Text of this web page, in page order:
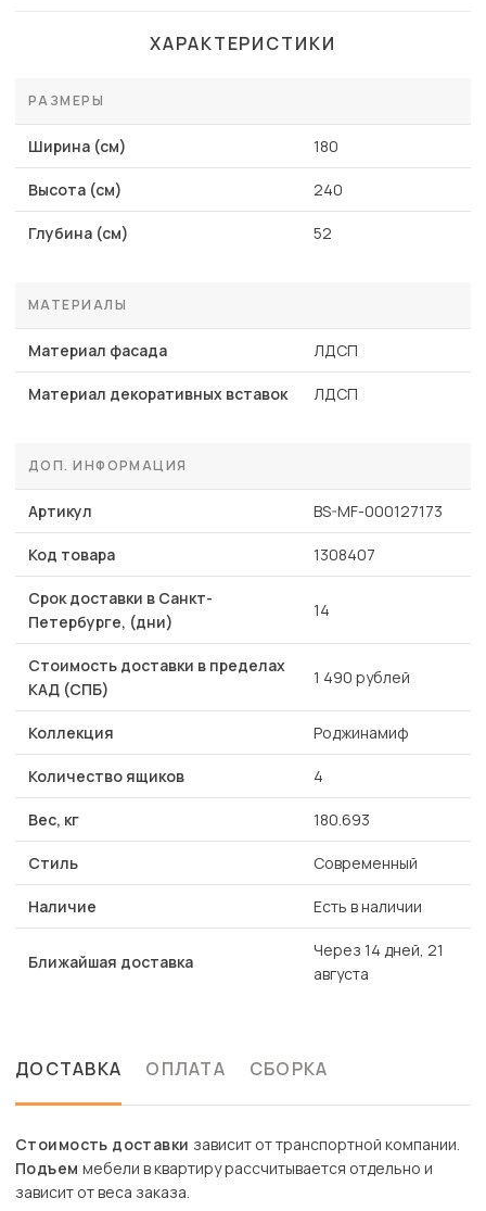
ХАРАКТЕРИСТИКИ
РАЗМЕРЫ
Ширина (см) 180
Высота (см) 240
Глубина (см) 52
МАТЕРИАЛЫ
Материал фасада ЛДСП
Материал декоративных вставок ЛДСП
ДОП. ИНФОРМАЦИЯ
Артикул BS-MF-000127173
Код товара 1308407
Срок доставки в Санкт-
Петербурге, (дни)
14
Стоимость доставки в пределах
КАД (СПБ)
1 490 рублей
Коллекция Роджинамиф
Количество ящиков 4
Вес, кг 180.693
Стиль Современный
Наличие Есть в наличии
Ближайшая доставка
Через 14 дней, 21
августа
ДОСТАВКА ОПЛАТА СБОРКА
Стоимость доставки зависит от транспортной компании.
Подъем мебели в квартиру рассчитывается отдельно и
зависит от веса заказа.